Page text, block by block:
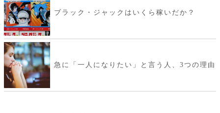
ブラック・ジャックはいくら稼いだか？
急に「一人になりたい」と言う人、3つの理由